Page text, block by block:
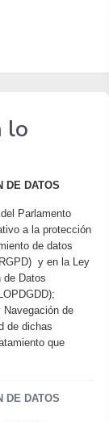
lo
DE DATOS
Parlamento
a la protección
de datos
y en la Ley
de Datos
de
de dichas
que
DE DATOS